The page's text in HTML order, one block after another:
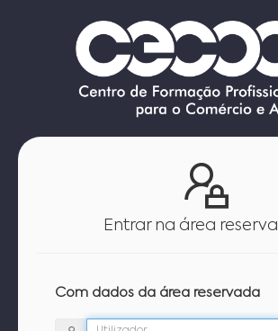
Entrar na área
Com dados da área reservada